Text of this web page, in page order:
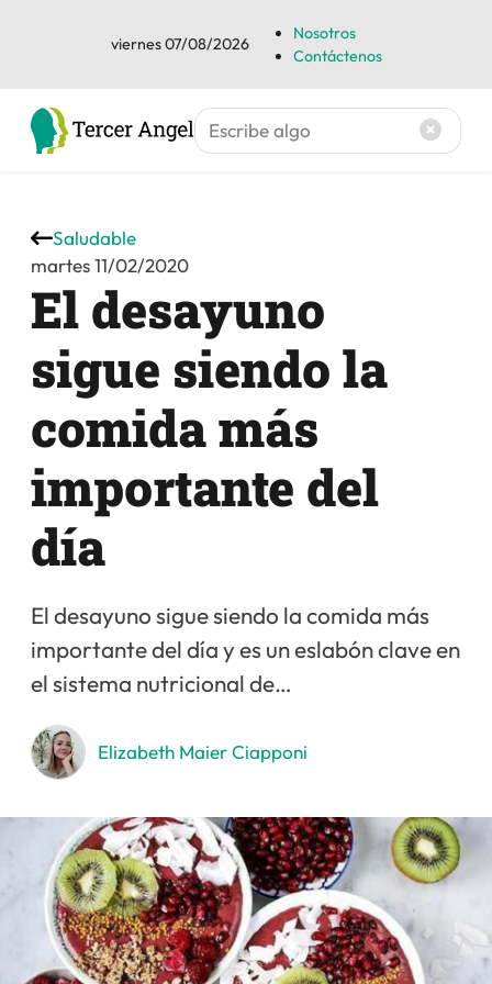
viernes 07/08/2026
Nosotros
Contáctenos
El desayuno
sigue siendo la
comida más
importante del
día
Saludable
martes 11/02/2020
El desayuno sigue siendo la comida más
importante del día y es un eslabón clave en
el sistema nutricional de…
Elizabeth Maier Ciapponi